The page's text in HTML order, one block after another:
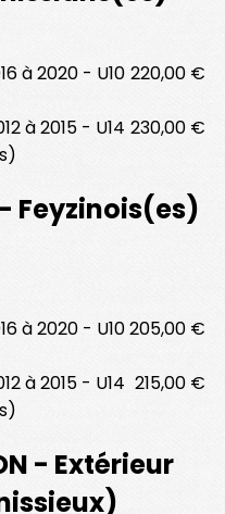
à 2020 - U10 220,00 €
à 2015 - U14 230,00 €
- Feyzinois(es)
à 2020 - U10205,00 €
à 2015 - U14 215,00 €
- Extérieur